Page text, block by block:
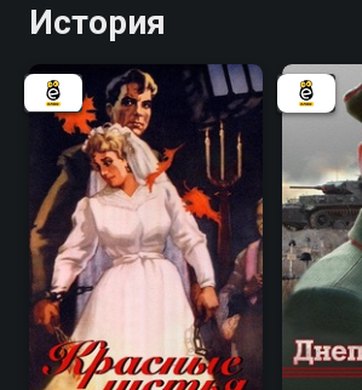
История
5.6 6.5